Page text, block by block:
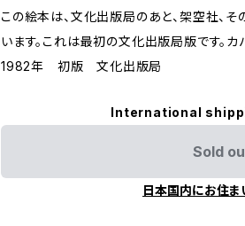
この絵本は、文化出版局のあと、架空社、
います。これは最初の文化出版局版です。カ
1982年 初版 文化出版局
International
Sold
日本国内にお住ま